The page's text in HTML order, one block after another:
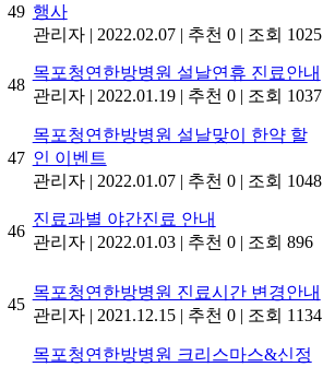
49 행사
관리자 | 2022.02.07 | 추천 0 | 조회 1025
48
목포청연한방병원 설날연휴 진료안내
관리자 | 2022.01.19 | 추천 0 | 조회 1037
47
목포청연한방병원 설날맞이 한약 할
인 이벤트
관리자 | 2022.01.07 | 추천 0 | 조회 1048
46
진료과별 야간진료 안내
관리자 | 2022.01.03 | 추천 0 | 조회 896
45
목포청연한방병원 진료시간 변경안내
관리자 | 2021.12.15 | 추천 0 | 조회 1134
목포청연한방병원 크리스마스&신정